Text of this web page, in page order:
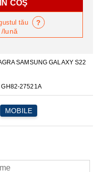
SAMSUNG GALAXY S22
GH82-27521A
MOBILE
/lună
tău ?